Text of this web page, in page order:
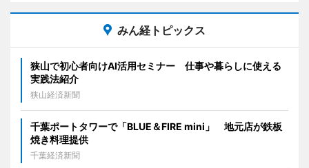
みん経トピックス
狭山で初心者向けAI活用セミナー 仕事や暮らしに使える
実践法紹介
狭山経済新聞
千葉ポートタワーで「BLUE＆FIRE mini」 地元店が鉄板
焼き料理提供
千葉経済新聞